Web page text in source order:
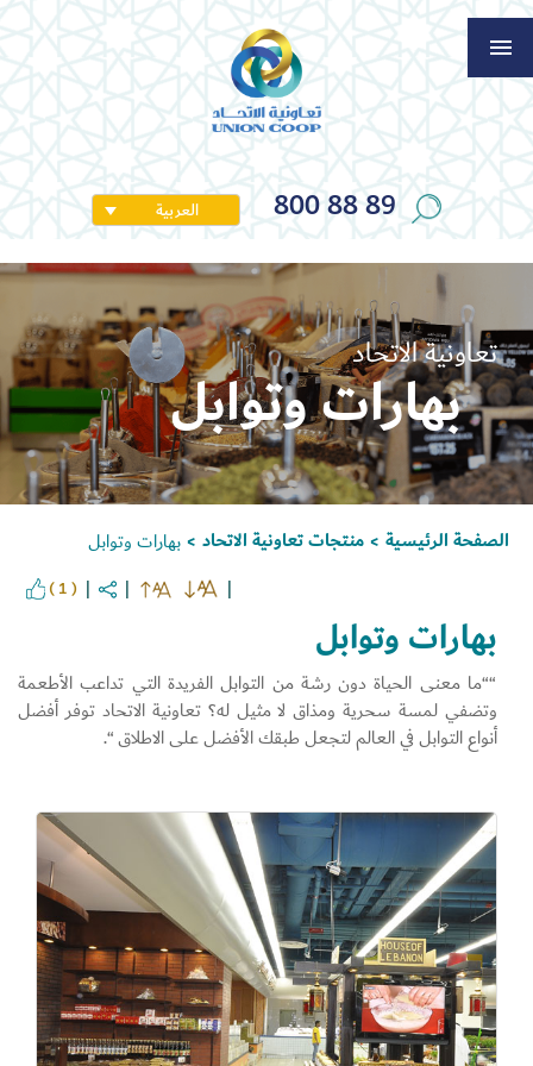
800 88 89 العربية
تعاونية الاتحاد
بهارات وتوابل
الصفحة الرئيسية > منتجات تعاونية الاتحاد > بهارات وتوابل
( 1 )
بهارات وتوابل
““ما معنى الحياة دون رشة من التوابل الفريدة التي تداعب الأطعمة
وتضفي لمسة سحرية ومذاق لا مثيل له؟ تعاونية الاتحاد توفر أفضل
أنواع التوابل في العالم لتجعل طبقك الأفضل على الاطلاق “.
Set Youtube Channel ID